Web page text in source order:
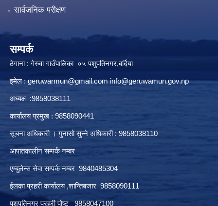
सार्वजनिक परीक्षण
सम्पर्क
ठेगाना : गेरुवा गाउँपालिका ०५ पशुपतिनगर,बर्दिया
इमेल :geruwarmun@gmail.com info@geruwamun.gov.np
अध्यक्ष :9858038111
कार्यालय प्रमुख : 9858090441
सूचना अधिकारी । गुनासो सुन्ने अधिकारी : 9858038110
आपातकालीन सम्पर्क नम्बर
एम्बुलेन्स सेवा सम्पर्क नम्बर 9840485304
ईलका प्रहरी कार्यालय ,शान्तिबजार 9858090111
पशुपतिनगर प्रहरी पोष्ट 9858047100